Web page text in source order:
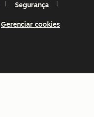
Segurança
Gerenciar cookies